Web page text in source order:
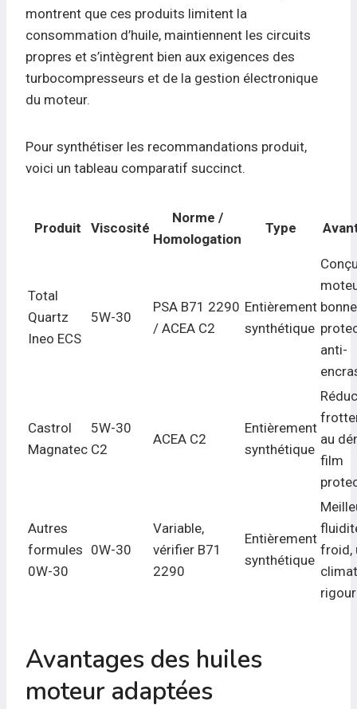
montrent que ces produits limitent la
consommation d’huile, maintiennent les circuits
propres et s’intègrent bien aux exigences des
turbocompresseurs et de la gestion électronique
du moteur.
Pour synthétiser les recommandations produit,
voici un tableau comparatif succinct.
Produit Viscosité
Norme /
Homologation
Type
Total
Quartz
Ineo ECS
5W-30
PSA B71 2290
/ ACEA C2
Entièrement
synthétique
bonne
anti-
Castrol
Magnatec
5W-30
C2
ACEA C2
Entièrement
synthétique
au
film
Autres
formules
0W-30
0W-30
Variable,
vérifier B71
2290
Entièrement
synthétique
froid,
climat
Avantages des huiles
moteur adaptées